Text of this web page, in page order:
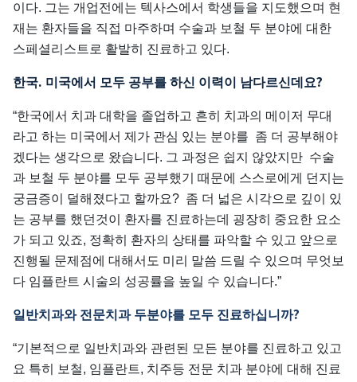
이다. 그는 개업전에는 텍사스에서 학생들을 지도했으며 현
재는 환자들을 직접 마주하며 수술과 보철 두 분야에 대한
스페셜리스트로 활발히 진료하고 있다.
한국. 미국에서 모두 공부를 하신 이력이 남다르신데요?
“한국에서 치과 대학을 졸업하고 흔히 치과의 메이저 무대
라고 하는 미국에서 제가 관심 있는 분야를 좀 더 공부해야
겠다는 생각으로 왔습니다. 그 과정은 쉽지 않았지만 수술
과 보철 두 분야를 모두 공부했기 때문에 스스로에게 던지는
궁금증이 덜해졌다고 할까요? 좀 더 넓은 시각으로 깊이 있
는 공부를 했던것이 환자를 진료하는데 굉장히 중요한 요소
가 되고 있죠, 정확히 환자의 상태를 파악할 수 있고 앞으로
진행될 문제점에 대해서도 미리 말씀 드릴 수 있으며 무엇보
다 임플란트 시술의 성공률을 높일 수 있습니다.”
일반치과와 전문치과 두분야를 모두 진료하십니까?
“기본적으로 일반치과와 관련된 모든 분야를 진료하고 있고
요 특히 보철, 임플란트, 치주등 전문 치과 분야에 대해 진료